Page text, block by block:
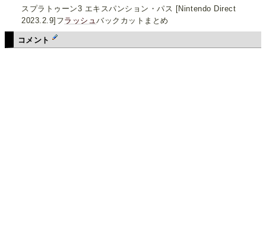
スプラトゥーン3 エキスパンション・パス [Nintendo Direct
2023.2.9]フラッシュバックカットまとめ
コメント